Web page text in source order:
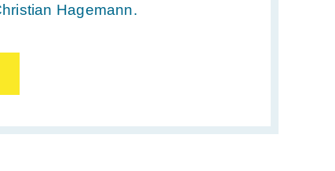
Hagemann.